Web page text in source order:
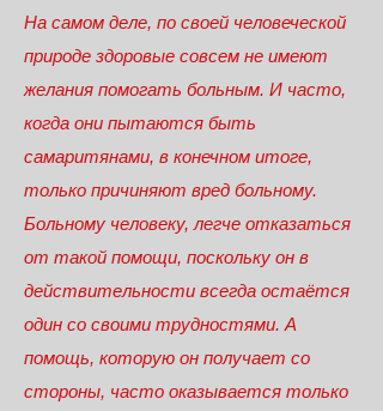
На самом деле, по своей человеческой
природе здоровые совсем не имеют
желания помогать больным. И часто,
когда они пытаются быть
самаритянами, в конечном итоге,
только причиняют вред больному.
Больному человеку, легче отказаться
от такой помощи, поскольку он в
действительности всегда остаётся
один со своими трудностями. А
помощь, которую он получает со
стороны, часто оказывается только